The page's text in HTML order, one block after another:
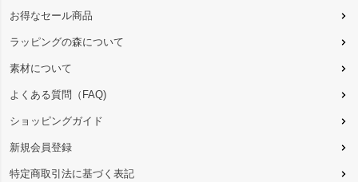
お得なセール商品
ラッピングの森について
素材について
よくある質問（FAQ)
ショッピングガイド
新規会員登録
特定商取引法に基づく表記